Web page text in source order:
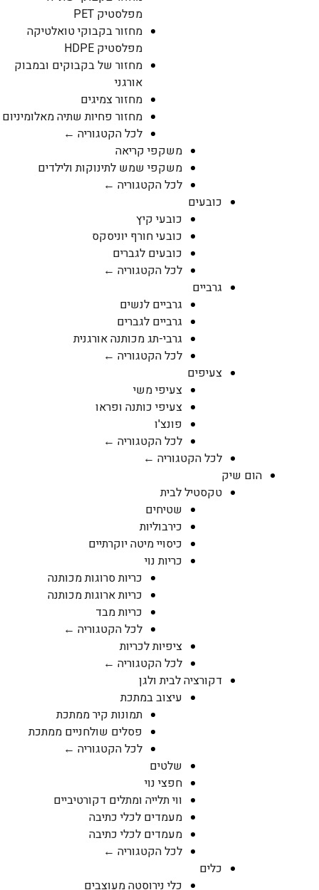
מפלסטיק PET
מחזור בקבוקי טואלטיקה
מפלסטיק HDPE
מחזור של בקבוקים ובמבוק
אורגני
מחזור צמיגים
מחזור פחיות שתיה מאלומיניום
לכל הקטגוריה ←
משקפי קריאה
משקפי שמש לתינוקות ולילדים
לכל הקטגוריה ←
כובעים
כובעי קיץ
כובעי חורף יוניסקס
כובעים לגברים
לכל הקטגוריה ←
גרביים
גרביים לנשים
גרביים לגברים
גרבי-תג מכותנה אורגנית
לכל הקטגוריה ←
צעיפים
צעיפי משי
צעיפי כותנה ופראו
פונצ'ו
לכל הקטגוריה ←
לכל הקטגוריה ←
הום שיק
טקסטיל לבית
שטיחים
כירבוליות
כיסויי מיטה יוקרתיים
כריות נוי
כריות סרוגות מכותנה
כריות ארוגות מכותנה
כריות מבד
לכל הקטגוריה ←
ציפיות לכריות
לכל הקטגוריה ←
דקורציה לבית ולגן
עיצוב במתכת
תמונות קיר ממתכת
פסלים שולחניים ממתכת
לכל הקטגוריה ←
שלטים
חפצי נוי
ווי תלייה ומתלים דקורטיביים
מעמדים לכלי כתיבה
מעמדים לכלי כתיבה
לכל הקטגוריה ←
כלים
כלי נירוסטה מעוצבים